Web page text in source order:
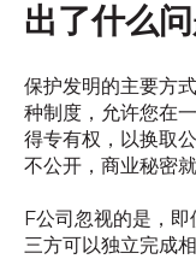
出了什么
保护发明的主要方
种制度，允许您在
得专有权，以换取
不公开，商业秘密
F公司忽视的是，
三方可以独立完成